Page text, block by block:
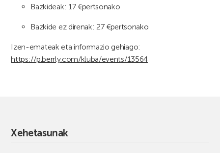
Bazkideak: 17 €pertsonako
Bazkide ez direnak: 27 €pertsonako
Izen-emateak eta informazio gehiago:
https://p.berrly.com/kluba/events/13564
Xehetasunak